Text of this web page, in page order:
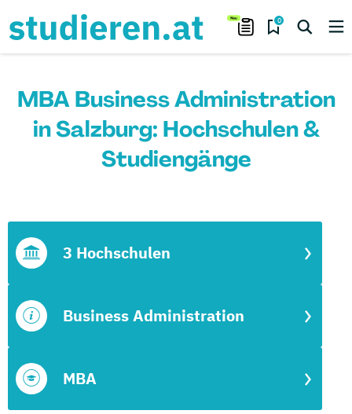
0
MBA Business Administration
in Salzburg: Hochschulen &
Studiengänge
MBA
Business Administration
3 Hochschulen